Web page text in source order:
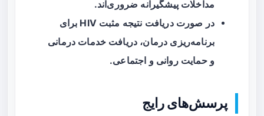
مداخلات پیشگیرانه ضروری‌اند.
در صورت دریافت نتیجه مثبت HIV برای
برنامه‌ریزی درمان، دریافت خدمات درمانی
و حمایت روانی و اجتماعی.
پرسش‌های رایج